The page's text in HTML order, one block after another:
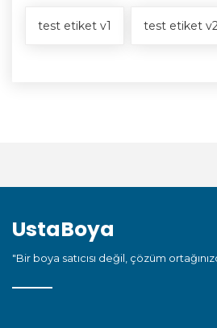
test etiket v1 test etiket
UstaBoya
"Bir boya satıcısı değil, çözüm